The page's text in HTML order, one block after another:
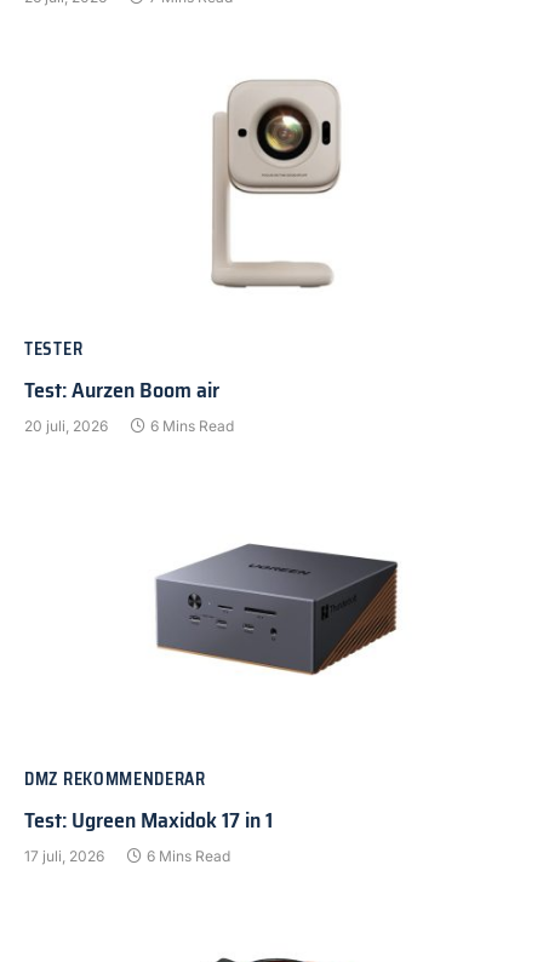
TESTER
Test: Aurzen Boom air
20 juli, 2026 6 Mins Read
DMZ REKOMMENDERAR
Test: Ugreen Maxidok 17 in 1
17 juli, 2026 6 Mins Read